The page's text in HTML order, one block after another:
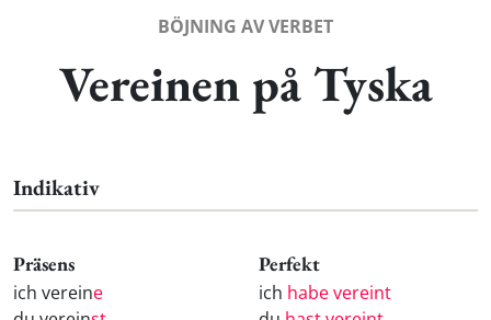
BÖJNING AV VERBET
Vereinen på Tyska
Indikativ
Präsens
ich vereine
Perfekt
ich habe vereint